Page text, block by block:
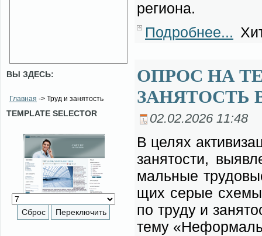
ВЫ ЗДЕСЬ:
Главная -> Труд и занятость
TEMPLATE SELECTOR
ре­ги­о­на.
Подробнее...
ОПРОС НА
ЗАНЯТОСТЬ
02.02.2026 11:48
В це­лях
за­ня­то­сти,
маль­ные
щих се­рые схе­мы
по тру­ду и
те­му